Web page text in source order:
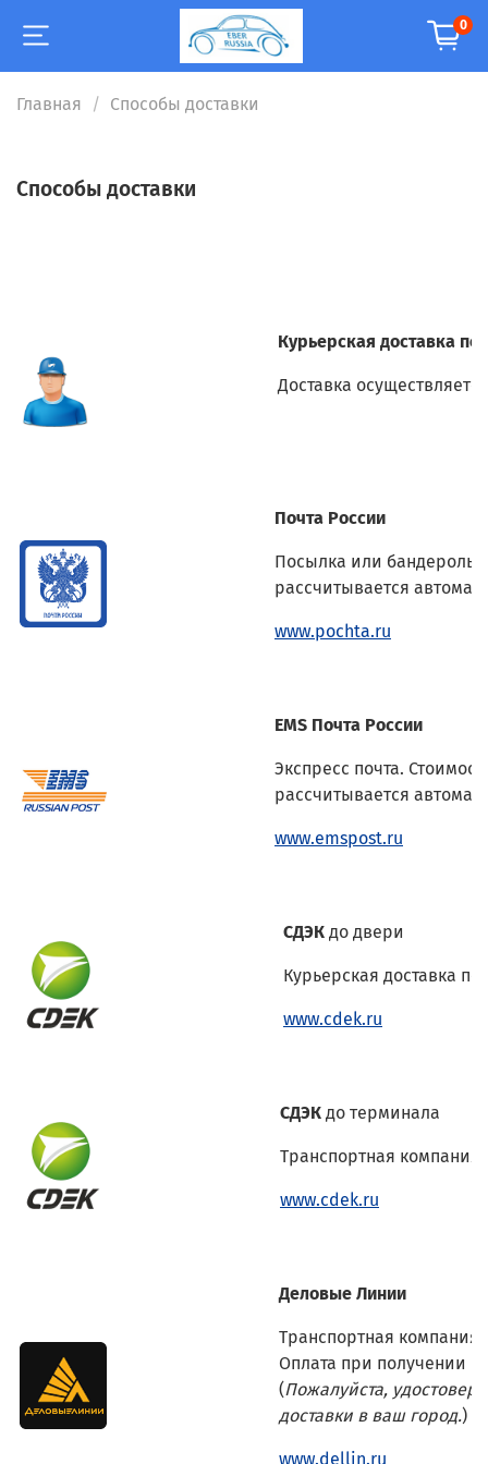
0
Главная Способы доставки
Способы доставки
Курьерская доставка по
Доставка
Почта России
Посылка или бандероль.
рассчитывается
www.pochta.ru
EMS Почта России
Экспресс почта.
рассчитывается
www.emspost.ru
СДЭК до двери
Курьерская доставка
www.cdek.ru
СДЭК до терминала
Транспортная
www.cdek.ru
Деловые Линии
Транспортная
Оплата при получении
(Пожалуйста,
доставки в ваш город.)
www.dellin.ru